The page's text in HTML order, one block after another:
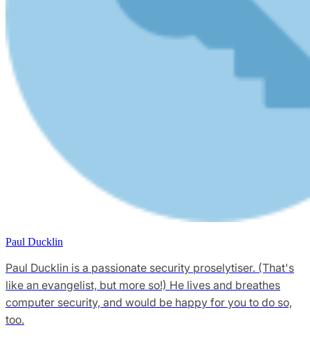
Paul Ducklin
Paul Ducklin is a passionate security proselytiser. (That's
like an evangelist, but more so!) He lives and breathes
computer security, and would be happy for you to do so,
too.